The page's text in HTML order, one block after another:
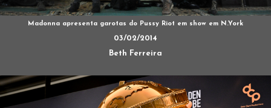
Madonna apresenta garotas do Pussy Riot em show em N.York
03/02/2014
Beth Ferreira